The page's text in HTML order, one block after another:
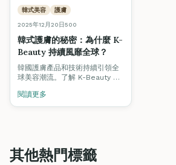
韓式美容 護膚
2025年12月20日500
韓式護膚的秘密：為什麼 K-
Beauty 持續風靡全球？
韓國護膚產品和技術持續引領全
球美容潮流。了解 K-Beauty 的
技術融入你的專業服務中。
閱讀更多
其他熱門標籤